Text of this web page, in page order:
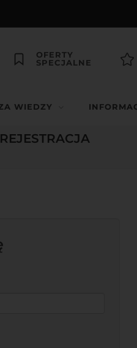
OFERTY
SPECJALNE
WIEDZY